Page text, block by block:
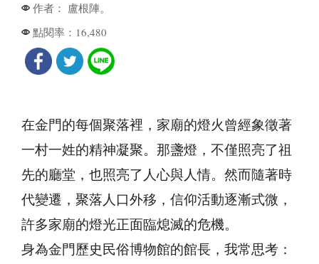
作者： 盧根陣。
點閱率： 16,480
在金門的每個聚落裡，家廟的燈火曾經象徵著
一村一姓的精神凝聚。那盞燈，不僅照亮了祖
先的廳堂，也照亮了人心與人情。然而隨著時
代變遷，聚落人口外移，信仰活動逐漸式微，
許多家廟的燈光正面臨熄滅的危機。
身為金門歷史民俗博物館的館長，我常思考：